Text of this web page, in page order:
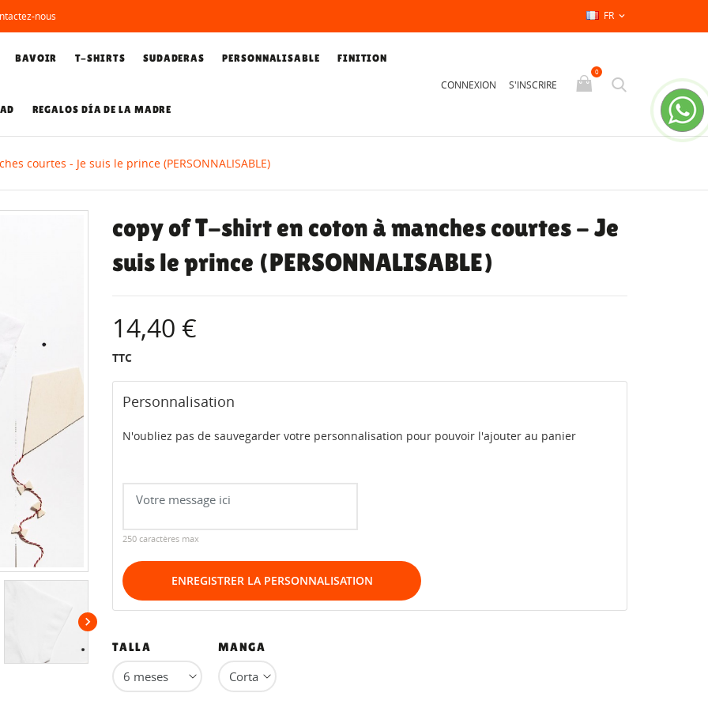
nous FR 
BAVOIR T-SHIRTS SUDADERAS PERSONNALISABLE FINITION
REGALOS DÍA DE LA MADRE
CONNEXION S'INSCRIRE
0
courtes - Je suis le prince (PERSONNALISABLE)

copy of T-shirt en coton à manches courtes - Je
suis le prince (PERSONNALISABLE)
14,40 €
TTC
Personnalisation
N'oubliez pas de sauvegarder votre personnalisation pour pouvoir l'ajouter au panier
250 caractères max
ENREGISTRER LA PERSONNALISATION
TALLA MANGA